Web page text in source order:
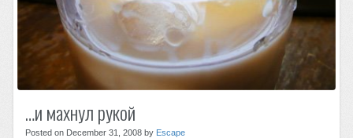
…и махнул рукой
Posted on December 31, 2008 by Escape